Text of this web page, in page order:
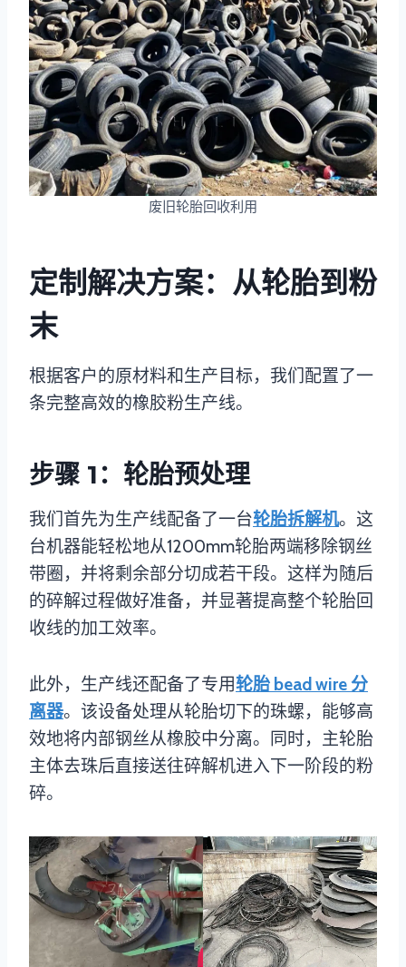
废旧轮胎回收利用
定制解决方案：从轮胎到粉
末
根据客户的原材料和生产目标，我们配置了一
条完整高效的橡胶粉生产线。
步骤 1：轮胎预处理
我们首先为生产线配备了一台轮胎拆解机。这
台机器能轻松地从1200mm轮胎两端移除钢丝
带圈，并将剩余部分切成若干段。这样为随后
的碎解过程做好准备，并显著提高整个轮胎回
收线的加工效率。
此外，生产线还配备了专用轮胎 bead wire 分
离器。该设备处理从轮胎切下的珠螺，能够高
效地将内部钢丝从橡胶中分离。同时，主轮胎
主体去珠后直接送往碎解机进入下一阶段的粉
碎。